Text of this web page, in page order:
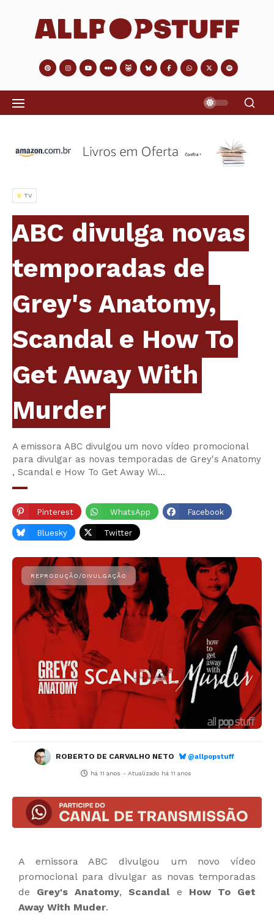
TV
ABC divulga novas
temporadas de
Grey's Anatomy,
Scandal e How To
Get Away With
Murder
A emissora ABC divulgou um novo vídeo promocional
para divulgar as novas temporadas de Grey's Anatomy
, Scandal e How To Get Away Wi…
Pinterest WhatsApp Facebook
Bluesky Twitter
ROBERTO DE CARVALHO NETO @allpopstuff
há 11 anos - Atualizado há 11 anos
A emissora ABC divulgou um novo vídeo
promocional para divulgar as novas temporadas
de Grey's Anatomy,Scandale How To Get
Away With Muder.